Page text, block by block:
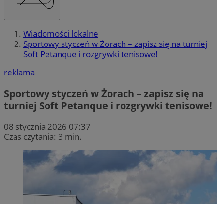
Wiadomości lokalne
Sportowy styczeń w Żorach – zapisz się na turniej
Soft Petanque i rozgrywki tenisowe!
reklama
Sportowy styczeń w Żorach – zapisz się na
turniej Soft Petanque i rozgrywki tenisowe!
08 stycznia 2026 07:37
Czas czytania: 3 min.